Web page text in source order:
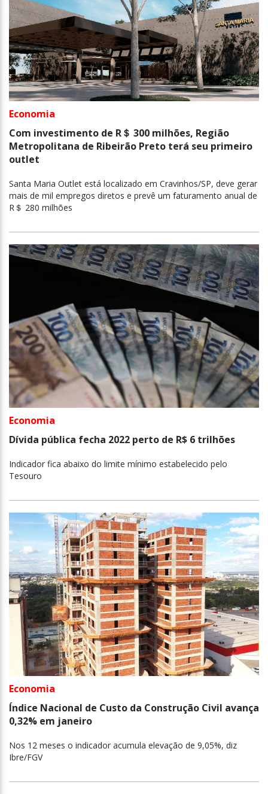
Economia
Com investimento de R＄ 300 milhões, Região
Metropolitana de Ribeirão Preto terá seu primeiro
outlet
Santa Maria Outlet está localizado em Cravinhos/SP, deve gerar
mais de mil empregos diretos e prevê um faturamento anual de
R＄ 280 milhões
Economia
Dívida pública fecha 2022 perto de R$ 6 trilhões
Indicador fica abaixo do limite mínimo estabelecido pelo
Tesouro
Economia
Índice Nacional de Custo da Construção Civil avança
0,32% em janeiro
Nos 12 meses o indicador acumula elevação de 9,05%, diz
Ibre/FGV